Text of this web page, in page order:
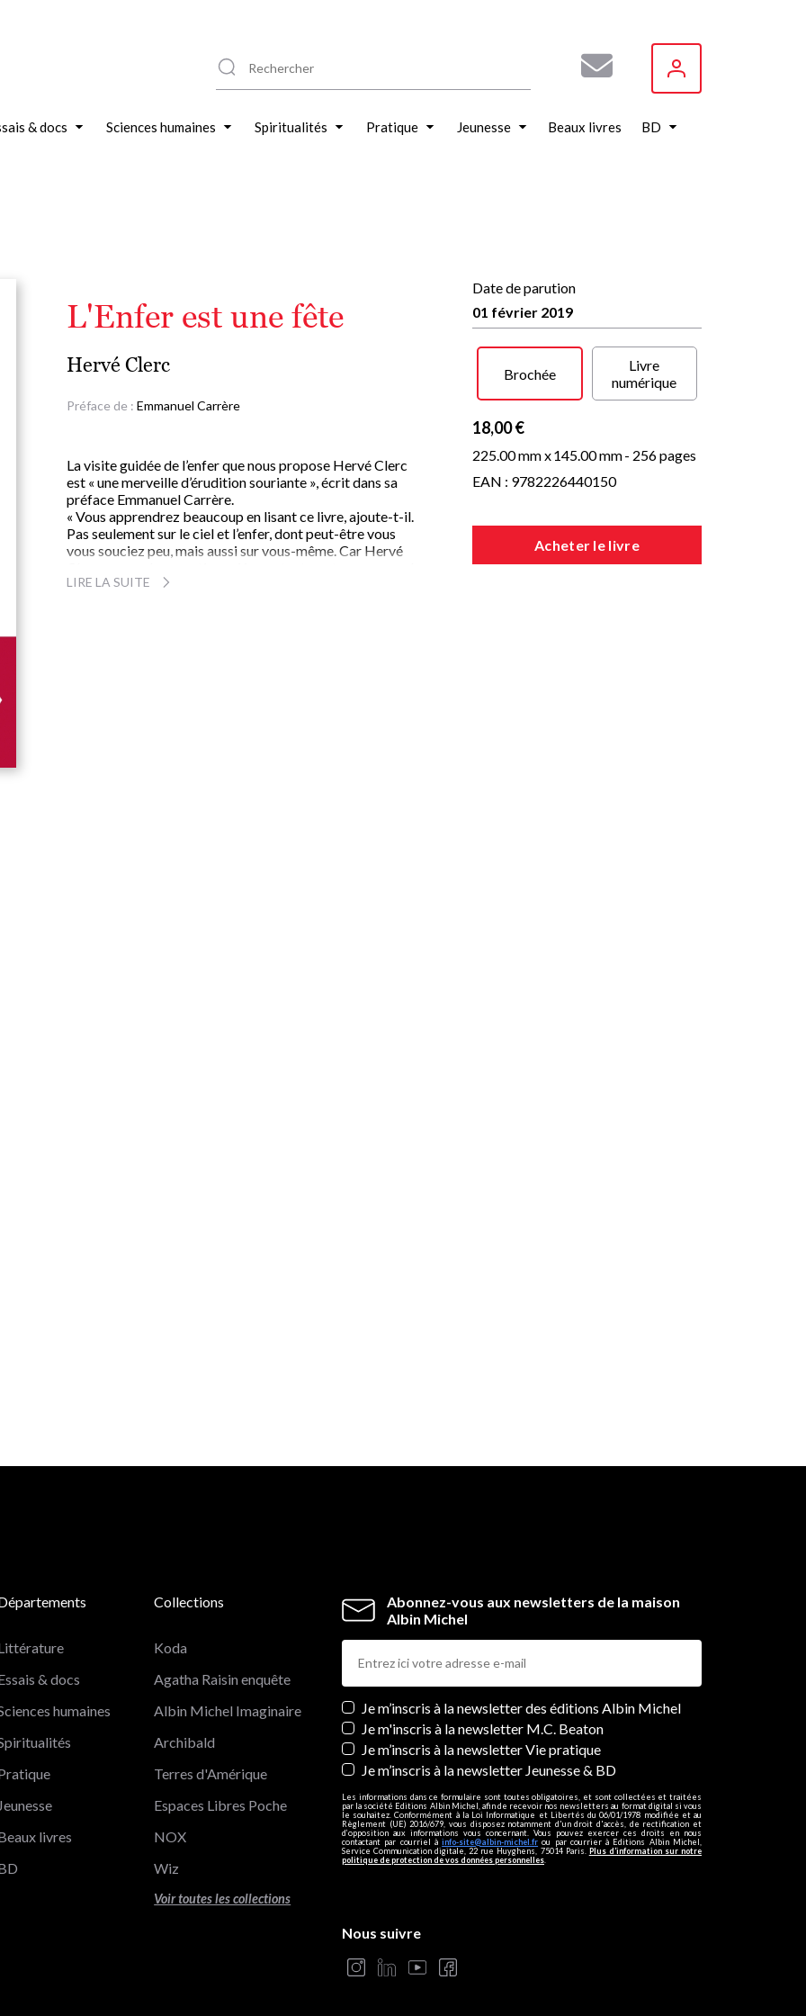
& docs Sciences humaines Spiritualités Pratique Jeunesse Beaux livres BD
L'Enfer est une fête
Hervé Clerc
Préface de : Emmanuel Carrère
La visite guidée de l’enfer que nous propose Hervé Clerc
est « une merveille d’érudition souriante », écrit dans sa
préface Emmanuel Carrère.
« Vous apprendrez beaucoup en lisant ce livre, ajoute-t-il.
Pas seulement sur le ciel et l’enfer, dont peut-être vous
vous souciez peu, mais aussi sur vous-même. Car Hervé
si original, qu’en vous amenant à vous les poser, vous, à
LIRE LA SUITE
Date de parution
01 février 2019
Brochée
Livre
numérique
18,00 €
225.00 mm x145.00 mm- 256 pages
EAN : 9782226440150
Acheter le livre
Abonnez-vous aux newsletters de la maison
Albin Michel
Newsletters
Je m’inscris à la newsletter des éditions Albin Michel
Je m'inscris à la newsletter M.C. Beaton
Je m’inscris à la newsletter Vie pratique
Je m’inscris à la newsletter Jeunesse & BD
Les informations dans ce formulaire sont toutes obligatoires, et sont collectées et traitées
par la société Editions Albin Michel, afin de recevoir nos newsletters au format digital si vous
le souhaitez. Conformément à la Loi Informatique et Libertés du 06/01/1978 modifiée et au
Règlement (UE) 2016/679, vous disposez notamment d'un droit d'accès, de rectification et
d’opposition aux informations vous concernant. Vous pouvez exercer ces droits en nous
contactant par courriel àinfo-site@albin-michel.fr ou par courrier à Editions Albin Michel,
Service Communication digitale, 22 rue Huyghens, 75014 Paris. Plus d’information sur notre
politique de protection de vos données personnelles
& docs
humaines
Jeunesse
livres
Collections
Koda
Agatha Raisin enquête
Albin Michel Imaginaire
Archibald
Terres d'Amérique
Espaces Libres Poche
NOX
Wiz
Voir toutes les collections
Nous suivre